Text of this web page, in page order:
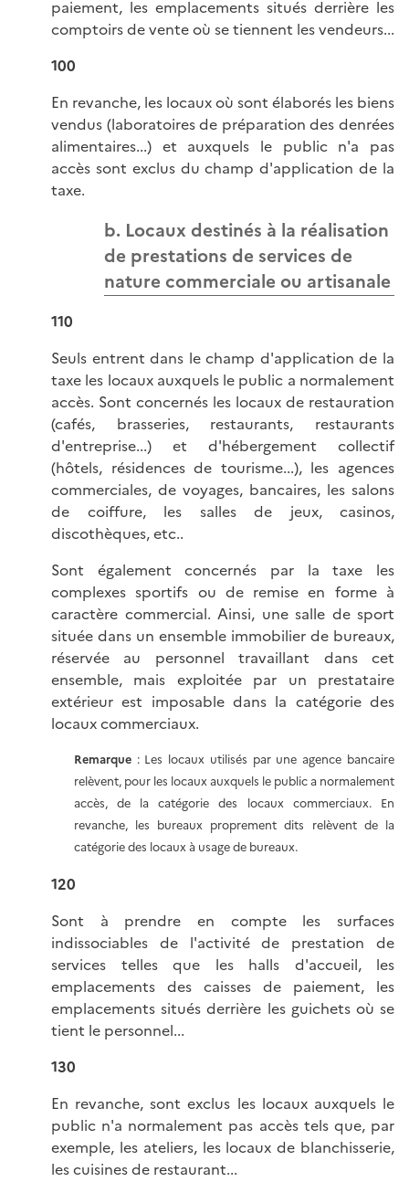
paiement, les emplacements situés derrière les
comptoirs de vente où se tiennent les vendeurs...
100
En revanche, les locaux où sont élaborés les biens
vendus (laboratoires de préparation des denrées
alimentaires...) et auxquels le public n'a pas
accès sont exclus du champ d'application de la
taxe.
b. Locaux destinés à la réalisation
de prestations de services de
nature commerciale ou artisanale
110
Seuls entrent dans le champ d'application de la
taxe les locaux auxquels le public a normalement
accès. Sont concernés les locaux de restauration
(cafés, brasseries, restaurants, restaurants
d'entreprise...) et d'hébergement collectif
(hôtels, résidences de tourisme...), les agences
commerciales, de voyages, bancaires, les salons
de coiffure, les salles de jeux, casinos,
discothèques, etc..
Sont également concernés par la taxe les
complexes sportifs ou de remise en forme à
caractère commercial. Ainsi, une salle de sport
située dans un ensemble immobilier de bureaux,
réservée au personnel travaillant dans cet
ensemble, mais exploitée par un prestataire
extérieur est imposable dans la catégorie des
locaux commerciaux.
Remarque: Les locaux utilisés par une agence bancaire
relèvent, pour les locaux auxquels le public a normalement
accès, de la catégorie des locaux commerciaux. En
revanche, les bureaux proprement dits relèvent de la
catégorie des locaux à usage de bureaux.
120
Sont à prendre en compte les surfaces
indissociables de l'activité de prestation de
services telles que les halls d'accueil, les
emplacements des caisses de paiement, les
emplacements situés derrière les guichets où se
tient le personnel...
130
En revanche, sont exclus les locaux auxquels le
public n'a normalement pas accès tels que, par
exemple, les ateliers, les locaux de blanchisserie,
les cuisines de restaurant...